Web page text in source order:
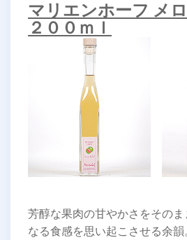
マリエンホーフ メ
２００ｍｌ
芳醇な果肉の甘やかさをその
なる食感を思い起こさせる余韻。